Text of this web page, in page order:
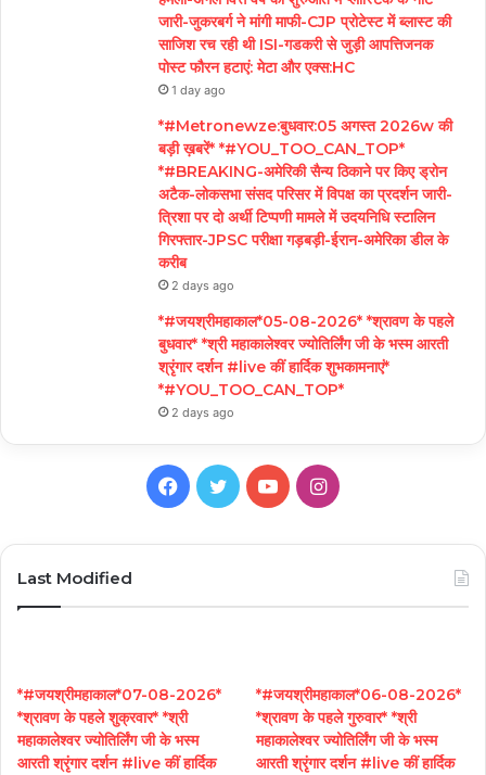
जारी-जुकरबर्ग ने मांगी माफी-CJP प्रोटेस्ट में ब्लास्ट की
साजिश रच रही थी ISI-गडकरी से जुड़ी आपत्तिजनक
पोस्ट फौरन हटाएं: मेटा और एक्स:HC
1 day ago
*#Metronewze:बुधवार:05 अगस्त 2026w की
बड़ी ख़बरें* *#YOU_TOO_CAN_TOP*
*#BREAKING-अमेरिकी सैन्य ठिकाने पर किए ड्रोन
अटैक-लोकसभा संसद परिसर में विपक्ष का प्रदर्शन जारी-
त्रिशा पर दो अर्थी टिप्पणी मामले में उदयनिधि स्टालिन
गिरफ्तार-JPSC परीक्षा गड़बड़ी-ईरान-अमेरिका डील के
करीब
2 days ago
*#जयश्रीमहाकाल*05-08-2026* *श्रावण के पहले
बुधवार* *श्री महाकालेश्वर ज्योतिर्लिंग जी के भस्म आरती
श्रृंगार दर्शन #live कीं हार्दिक शुभकामनाएं*
*#YOU_TOO_CAN_TOP*
2 days ago
Facebook
TwitterYouTubeInstagram
Last Modified
*#जयश्रीमहाकाल*07-08-2026*
*श्रावण के पहले शुक्रवार* *श्री
महाकालेश्वर ज्योतिर्लिंग जी के भस्म
आरती श्रृंगार दर्शन #live कीं हार्दिक
*#जयश्रीमहाकाल*06-08-2026*
*श्रावण के पहले गुरुवार* *श्री
महाकालेश्वर ज्योतिर्लिंग जी के भस्म
आरती श्रृंगार दर्शन #live कीं हार्दिक